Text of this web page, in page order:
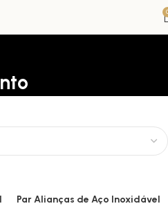
Par Alianças de Aço Inoxidável